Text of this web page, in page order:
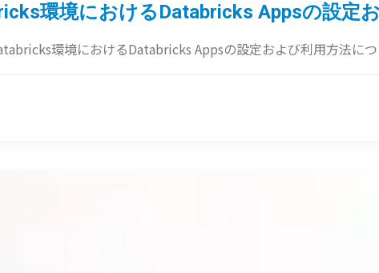
環境におけるDatabricks Appsの設定
環境におけるDatabricks Appsの設定および利用方法に